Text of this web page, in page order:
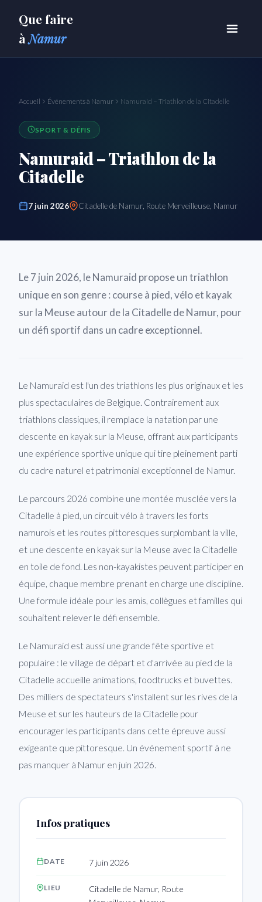
Que faire
àNamur
Accueil Événements à Namur Namuraid – Triathlon de la Citadelle
SPORT & DÉFIS
Namuraid – Triathlon de la
Citadelle
7 juin 2026 Citadelle de Namur, Route Merveilleuse, Namur
Le 7 juin 2026, le Namuraid propose un triathlon
unique en son genre : course à pied, vélo et kayak
sur la Meuse autour de la Citadelle de Namur, pour
un défi sportif dans un cadre exceptionnel.
Le Namuraid est l'un des triathlons les plus originaux et les
plus spectaculaires de Belgique. Contrairement aux
triathlons classiques, il remplace la natation par une
descente en kayak sur la Meuse, offrant aux participants
une expérience sportive unique qui tire pleinement parti
du cadre naturel et patrimonial exceptionnel de Namur.
Le parcours 2026 combine une montée musclée vers la
Citadelle à pied, un circuit vélo à travers les forts
namurois et les routes pittoresques surplombant la ville,
et une descente en kayak sur la Meuse avec la Citadelle
en toile de fond. Les non-kayakistes peuvent participer en
équipe, chaque membre prenant en charge une discipline.
Une formule idéale pour les amis, collègues et familles qui
souhaitent relever le défi ensemble.
Le Namuraid est aussi une grande fête sportive et
populaire : le village de départ et d'arrivée au pied de la
Citadelle accueille animations, foodtrucks et buvettes.
Des milliers de spectateurs s'installent sur les rives de la
Meuse et sur les hauteurs de la Citadelle pour
encourager les participants dans cette épreuve aussi
exigeante que pittoresque. Un événement sportif à ne
pas manquer à Namur en juin 2026.
Infos pratiques
DATE 7 juin 2026
LIEU
Citadelle de Namur, Route